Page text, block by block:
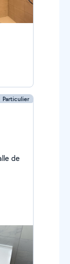
Particulier